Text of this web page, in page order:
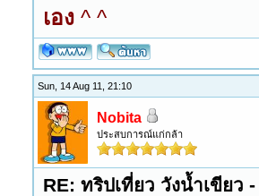
เอง ^ ^
Sun, 14 Aug 11, 21:10
Nobita
ประสบการณ์แก่กล้า
RE: ทริปเที่ยว วังน้ำเขียว